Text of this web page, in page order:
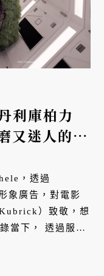
利庫柏力
又迷人的故
，透過
象廣告，對電影
）致敬，想
當下， 透過服飾